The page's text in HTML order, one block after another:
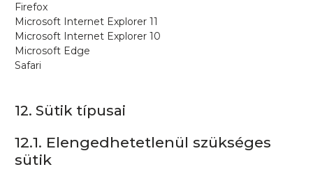
Firefox
Microsoft Internet Explorer 11
Microsoft Internet Explorer 10
Microsoft Edge
Safari
12. Sütik típusai
12.1. Elengedhetetlenül szükséges
sütik